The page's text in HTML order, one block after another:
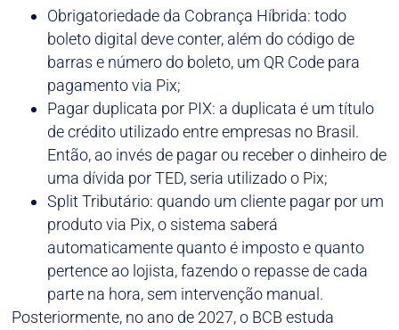
Obrigatoriedade da Cobrança Híbrida: todo
boleto digital deve conter, além do código de
barras e número do boleto, um QR Code para
pagamento via Pix;
Pagar duplicata por PIX: a duplicata é um título
de crédito utilizado entre empresas no Brasil.
Então, ao invés de pagar ou receber o dinheiro de
uma dívida por TED, seria utilizado o Pix;
Split Tributário: quando um cliente pagar por um
produto via Pix, o sistema saberá
automaticamente quanto é imposto e quanto
pertence ao lojista, fazendo o repasse de cada
parte na hora, sem intervenção manual.
Posteriormente, no ano de 2027, o BCB estuda